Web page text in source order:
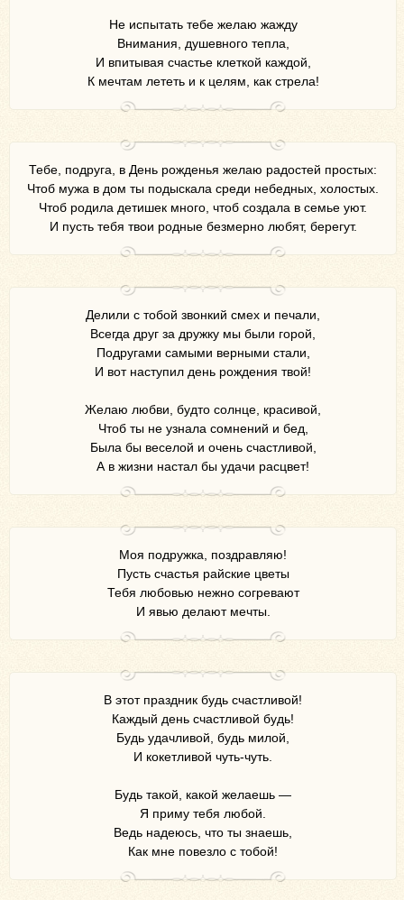
Не испытать тебе желаю жажду
Внимания, душевного тепла,
И впитывая счастье клеткой каждой,
К мечтам лететь и к целям, как стрела!
Тебе, подруга, в День рожденья желаю радостей простых:
Чтоб мужа в дом ты подыскала среди небедных, холостых.
Чтоб родила детишек много, чтоб создала в семье уют.
И пусть тебя твои родные безмерно любят, берегут.
Делили с тобой звонкий смех и печали,
Всегда друг за дружку мы были горой,
Подругами самыми верными стали,
И вот наступил день рождения твой!
Желаю любви, будто солнце, красивой,
Чтоб ты не узнала сомнений и бед,
Была бы веселой и очень счастливой,
А в жизни настал бы удачи расцвет!
Моя подружка, поздравляю!
Пусть счастья райские цветы
Тебя любовью нежно согревают
И явью делают мечты.
В этот праздник будь счастливой!
Каждый день счастливой будь!
Будь удачливой, будь милой,
И кокетливой чуть-чуть.
Будь такой, какой желаешь —
Я приму тебя любой.
Ведь надеюсь, что ты знаешь,
Как мне повезло с тобой!